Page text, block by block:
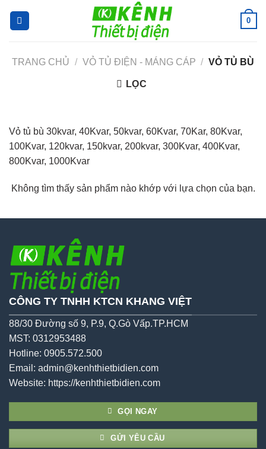
0
TRANG CHỦ / VỎ TỦ ĐIỆN - MÁNG CÁP / VỎ TỦ BÙ
LỌC
Vỏ tủ bù 30kvar, 40Kvar, 50kvar, 60Kvar, 70Kar, 80Kvar,
100Kvar, 120kvar, 150kvar, 200kvar, 300Kvar, 400Kvar,
800Kvar, 1000Kvar
Không tìm thấy sản phẩm nào khớp với lựa chọn của bạn.
CÔNG TY TNHH KTCN KHANG VIỆT
88/30 Đường số 9, P.9, Q.Gò Vấp.TP.HCM
MST: 0312953488
Hotline: 0905.572.500
Email: admin@kenhthietbidien.com
Website: https://kenhthietbidien.com
GỌI NGAY
GỬI YÊU CẦU